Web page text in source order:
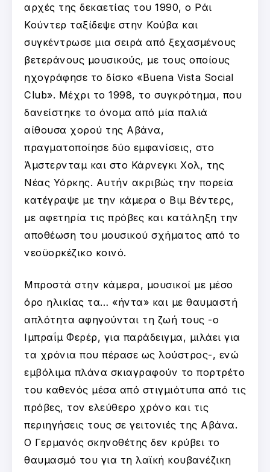
αρχές της δεκαετίας του 1990, ο Ράι
Κούντερ ταξίδεψε στην Κούβα και
συγκέντρωσε μια σειρά από ξεχασμένους
βετεράνους μουσικούς, με τους οποίους
ηχογράφησε το δίσκο «Buena Vista Social
Club». Μέχρι το 1998, το συγκρότημα, που
δανείστηκε το όνομα από μία παλιά
αίθουσα χορού της Αβάνα,
πραγματοποίησε δύο εμφανίσεις, στο
Άμστερνταμ και στο Κάρνεγκι Χολ, της
Νέας Υόρκης. Αυτήν ακριβώς την πορεία
κατέγραψε με την κάμερα ο Βιμ Βέντερς,
με αφετηρία τις πρόβες και κατάληξη την
αποθέωση του μουσικού σχήματος από το
νεοϋορκέζικο κοινό.
Μπροστά στην κάμερα, μουσικοί με μέσο
όρο ηλικίας τα… «ήντα» και με θαυμαστή
απλότητα αφηγούνται τη ζωή τους -ο
Ιμπραΐμ Φερέρ, για παράδειγμα, μιλάει για
τα χρόνια που πέρασε ως λούστρος-, ενώ
εμβόλιμα πλάνα σκιαγραφούν το πορτρέτο
του καθενός μέσα από στιγμιότυπα από τις
πρόβες, τον ελεύθερο χρόνο και τις
περιηγήσεις τους σε γειτονιές της Αβάνα.
Ο Γερμανός σκηνοθέτης δεν κρύβει το
θαυμασμό του για τη λαϊκή κουβανέζικη